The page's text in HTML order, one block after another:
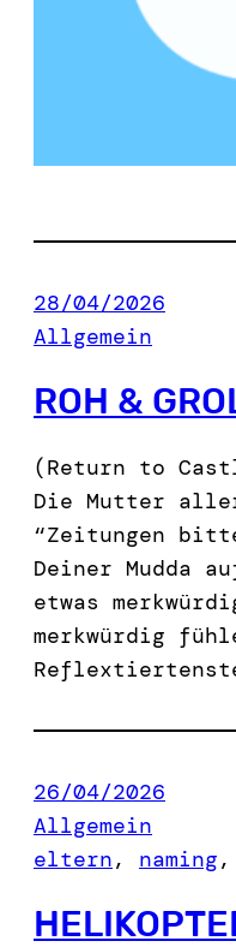
28/04/2026
Allgemein
ROH &
(Return to
Die Mutter
“Zeitungen
Deiner Mudda
etwas
merkwürdig
26/04/2026
Allgemein
eltern, naming,